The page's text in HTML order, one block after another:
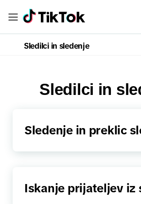
Sledilci in sledenje
Sledilci in
Sledenje in preklic
Iskanje prijateljev iz